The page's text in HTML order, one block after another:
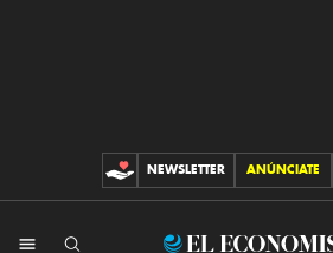
CONTRIBUCIONES
NEWSLETTER ANÚNCIATE